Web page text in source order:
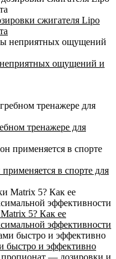
сжигателя Lipo
ощущений и
тренажере для
в спорте для
5? Как ее
эффективности
быстро и эффективно